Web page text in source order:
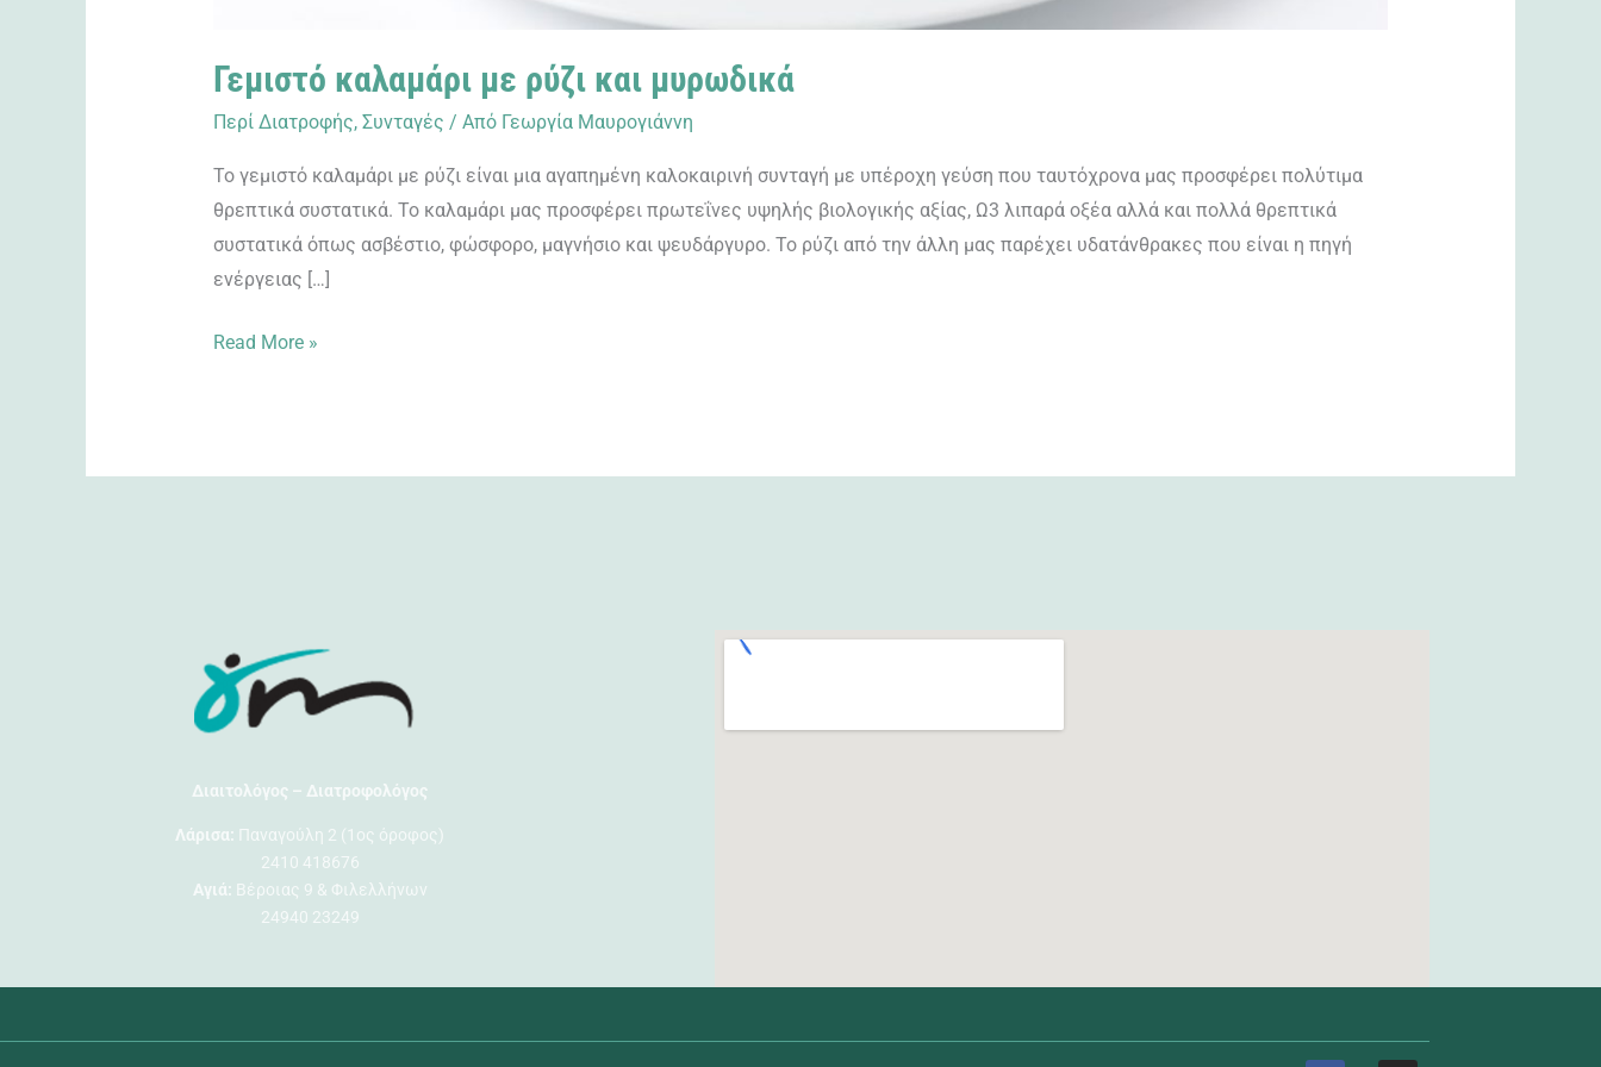
Γεμιστό καλαμάρι με ρύζι και μυρωδικά
Περί Διατροφής, Συνταγές / Από Γεωργία Μαυρογιάννη
Το γεμιστό καλαμάρι με ρύζι είναι μια αγαπημένη καλοκαιρινή συνταγή με υπέροχη γεύση που ταυτόχρονα μας προσφέρει πολύτιμα
θρεπτικά συστατικά. Το καλαμάρι μας προσφέρει πρωτεΐνες υψηλής βιολογικής αξίας, Ω3 λιπαρά οξέα αλλά και πολλά θρεπτικά
συστατικά όπως ασβέστιο, φώσφορο, μαγνήσιο και ψευδάργυρο. Το ρύζι από την άλλη μας παρέχει υδατάνθρακες που είναι η πηγή
ενέργειας […]
Read More »
Διαιτολόγος – Διατροφολόγος
Λάρισα: Παναγούλη 2 (1ος όροφος)
2410 418676
Αγιά: Βέροιας 9 & Φιλελλήνων
24940 23249